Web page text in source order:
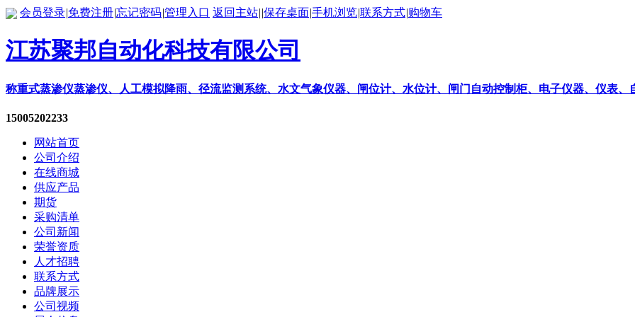
会员登录|免费注册|忘记密码|管理入口 返回主站||保存桌面|手机浏览|联系方式|购物车
江苏聚邦自动化科技有限公司
称重式蒸渗仪蒸渗仪、人工模拟降雨、径流监测系统、水文气象仪器、闸位计、水位计、闸门自动控制柜、电子仪器、仪表、
15005202233
网站首页
公司介绍
在线商城
供应产品
期货
采购清单
公司新闻
荣誉资质
人才招聘
联系方式
品牌展示
公司视频